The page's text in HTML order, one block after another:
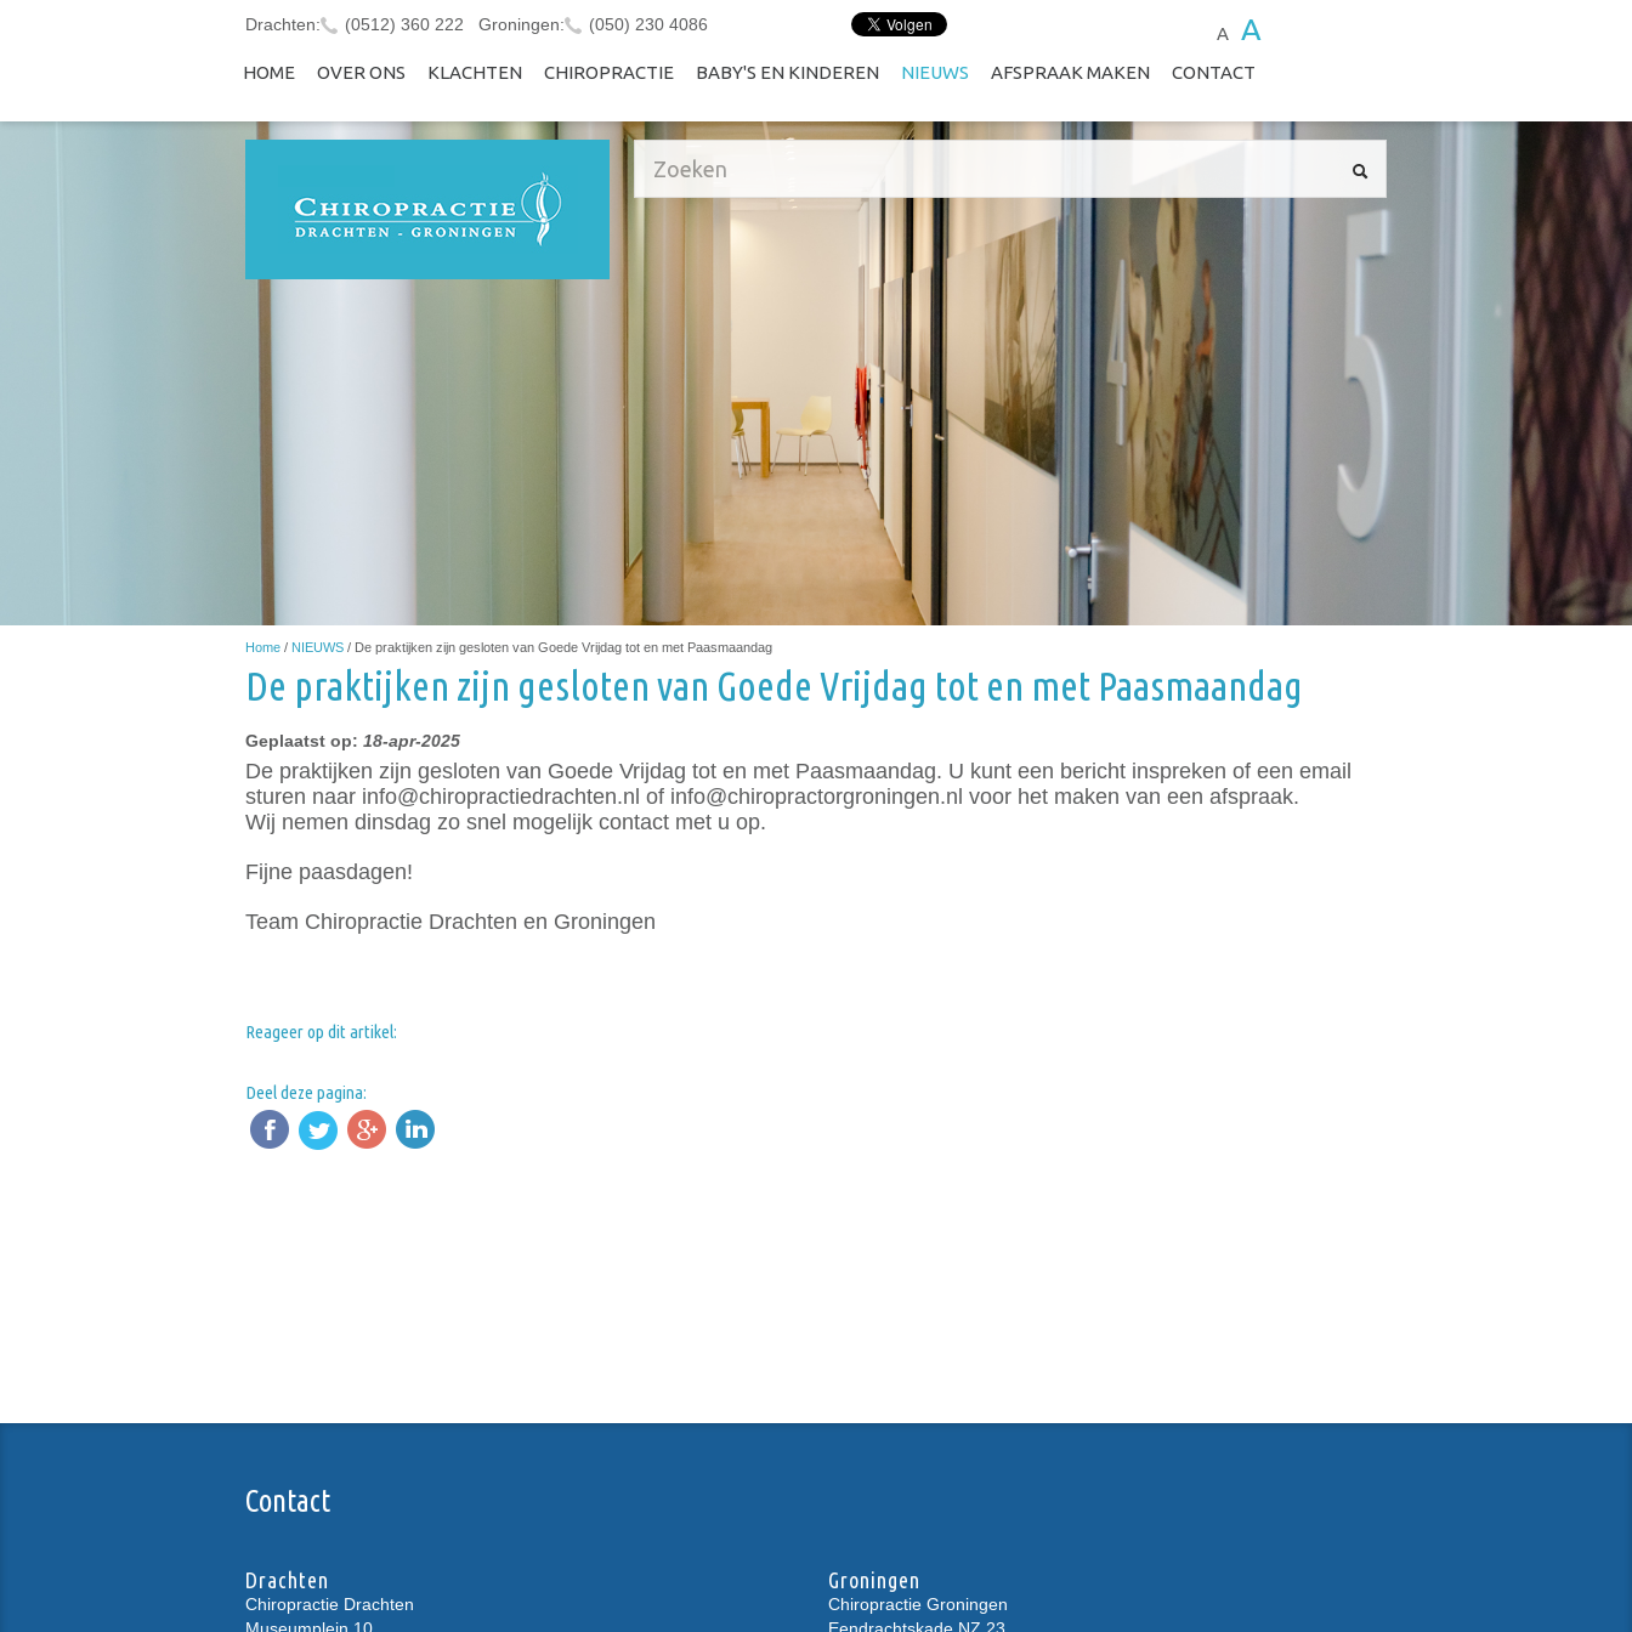
Drachten: (0512) 360 222 Groningen: (050) 230 4086 A A
HOME OVER ONS KLACHTEN CHIROPRACTIE BABY'S EN KINDEREN NIEUWS AFSPRAAK MAKEN CONTACT
Home / NIEUWS / De praktijken zijn gesloten van Goede Vrijdag tot en met Paasmaandag
De praktijken zijn gesloten van Goede Vrijdag tot en met Paasmaandag
Geplaatst op: 18-apr-2025
De praktijken zijn gesloten van Goede Vrijdag tot en met Paasmaandag. U kunt een bericht inspreken of een email
sturen naar info@chiropractiedrachten.nl of info@chiropractorgroningen.nl voor het maken van een afspraak.
Wij nemen dinsdag zo snel mogelijk contact met u op.
Fijne paasdagen!
Team Chiropractie Drachten en Groningen
Reageer op dit artikel:
Deel deze pagina:
Contact
Drachten
Chiropractie Drachten
Groningen
Chiropractie Groningen